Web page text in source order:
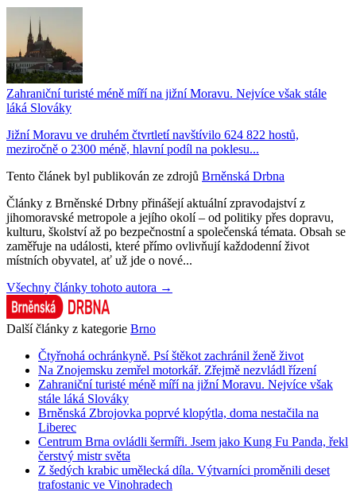
Zahraniční turisté méně míří na jižní Moravu. Nejvíce však stále
láká Slováky
Jižní Moravu ve druhém čtvrtletí navštívilo 624 822 hostů,
meziročně o 2300 méně, hlavní podíl na poklesu...
Tento článek byl publikován ze zdrojů Brněnská Drbna
Články z Brněnské Drbny přinášejí aktuální zpravodajství z
jihomoravské metropole a jejího okolí – od politiky přes dopravu,
kulturu, školství až po bezpečnostní a společenská témata. Obsah se
zaměřuje na události, které přímo ovlivňují každodenní život
místních obyvatel, ať už jde o nové...
Všechny články tohoto autora →
Další články z kategorie Brno
Čtyřnohá ochránkyně. Psí štěkot zachránil ženě život
Na Znojemsku zemřel motorkář. Zřejmě nezvládl řízení
Zahraniční turisté méně míří na jižní Moravu. Nejvíce však
stále láká Slováky
Brněnská Zbrojovka poprvé klopýtla, doma nestačila na
Liberec
Centrum Brna ovládli šermíři. Jsem jako Kung Fu Panda, řekl
čerstvý mistr světa
Z šedých krabic umělecká díla. Výtvarníci proměnili deset
trafostanic ve Vinohradech